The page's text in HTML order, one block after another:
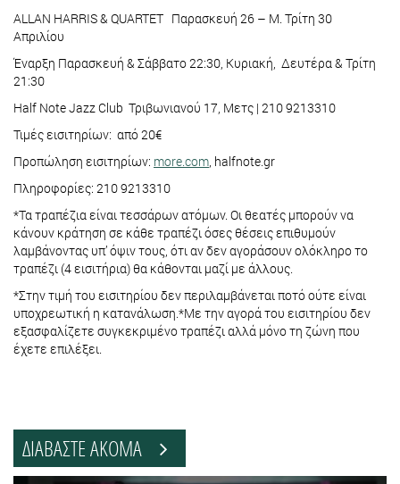
ALLAN HARRIS & QUARTET Παρασκευή 26 – Μ. Τρίτη 30
Απριλίου
Έναρξη Παρασκευή & Σάββατο 22:30, Κυριακή, Δευτέρα & Τρίτη
21:30
Half Note Jazz Club Τριβωνιανού 17, Μετς | 210 9213310
Τιμές εισιτηρίων: από 20€
Προπώληση εισιτηρίων: more.com, halfnote.gr
Πληροφορίες: 210 9213310
*Τα τραπέζια είναι τεσσάρων ατόμων. Οι θεατές μπορούν να
κάνουν κράτηση σε κάθε τραπέζι όσες θέσεις επιθυμούν
λαμβάνοντας υπ’ όψιν τους, ότι αν δεν αγοράσουν ολόκληρο το
τραπέζι (4 εισιτήρια) θα κάθονται μαζί με άλλους.
*Στην τιμή του εισιτηρίου δεν περιλαμβάνεται ποτό ούτε είναι
υποχρεωτική η κατανάλωση.*Με την αγορά του εισιτηρίου δεν
εξασφαλίζετε συγκεκριμένο τραπέζι αλλά μόνο τη ζώνη που
έχετε επιλέξει.
ΔΙΑΒΑΣΤΕ ΑΚΟΜΑ